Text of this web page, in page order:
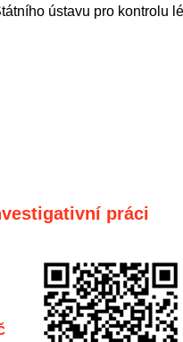
ústavu pro kontrolu
práci